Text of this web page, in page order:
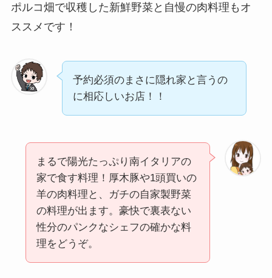
ポルコ畑で収穫した新鮮野菜と自慢の肉料理もオ
ススメです！
予約必須のまさに隠れ家と言うの
に相応しいお店！！
まるで陽光たっぷり南イタリアの
家で食す料理！厚木豚や1頭買いの
羊の肉料理と、ガチの自家製野菜
の料理が出ます。豪快で裏表ない
性分のパンクなシェフの確かな料
理をどうぞ。